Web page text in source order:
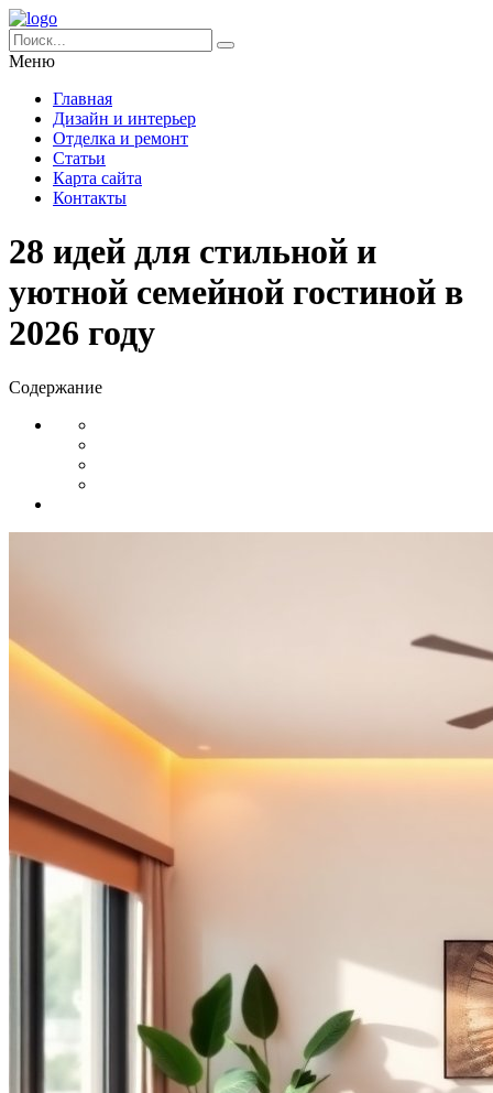
Меню
Главная
Дизайн и интерьер
Отделка и ремонт
Статьи
Карта сайта
Контакты
28 идей для стильной и
уютной семейной гостиной в
2026 году
Содержание